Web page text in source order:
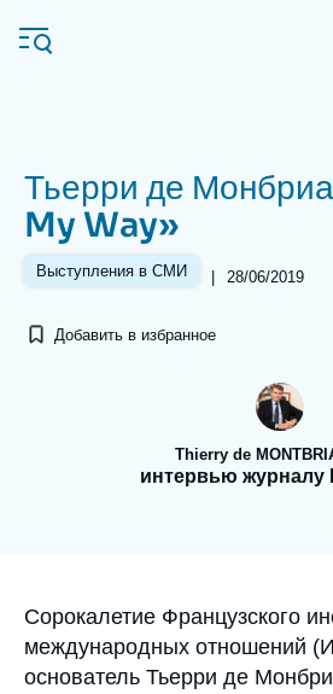
основному
Navigation
principale
Ifri
Анализы
Поддержать
Тьерри де
My Way»
Выступления в СМИ | 28/06/2019
Добавить в избранное
Thierry de
интервью
Accroche
Сорокалетие Французского
международных отношений
основатель Тьерри де